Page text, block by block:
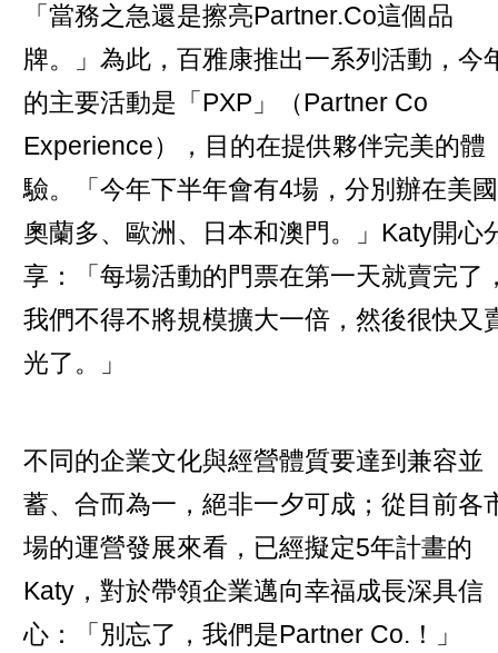
「當務之急還是擦亮Partner.Co這個品
牌。」為此，百雅康推出一系列活動，今
的主要活動是「PXP」（Partner Co
Experience），目的在提供夥伴完美的體
驗。「今年下半年會有4場，分別辦在美國
奧蘭多、歐洲、日本和澳門。」Katy開心
享：「每場活動的門票在第一天就賣完了
我們不得不將規模擴大一倍，然後很快又
光了。」
不同的企業文化與經營體質要達到兼容並
蓄、合而為一，絕非一夕可成；從目前各
場的運營發展來看，已經擬定5年計畫的
Katy，對於帶領企業邁向幸福成長深具信
心：「別忘了，我們是Partner Co.！」